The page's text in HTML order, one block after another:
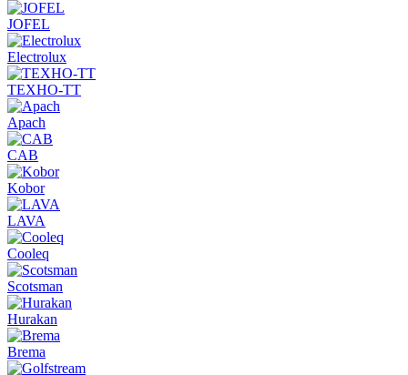
JOFEL
Electrolux
ТЕХНО-ТТ
Apach
CAB
Kobor
LAVA
Cooleq
Scotsman
Hurakan
Brema